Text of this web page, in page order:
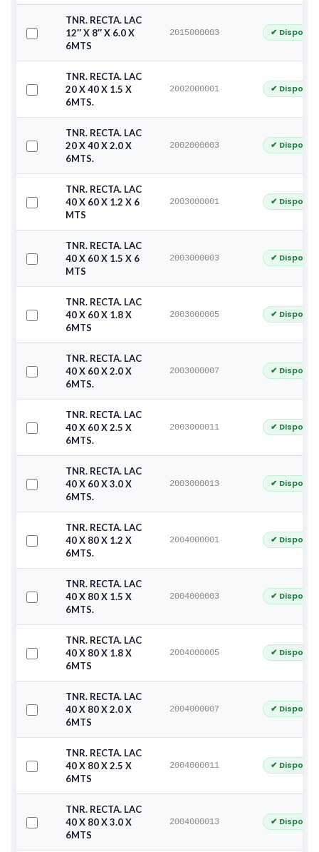
TNR. RECTA. LAC
12″ X 8″ X 6.0 X
6MTS
2015000003 ✔
TNR. RECTA. LAC
20 X 40 X 1.5 X
6MTS.
2002000001 ✔
TNR. RECTA. LAC
20 X 40 X 2.0 X
6MTS.
2002000003 ✔
TNR. RECTA. LAC
40 X 60 X 1.2 X 6
MTS
2003000001 ✔
TNR. RECTA. LAC
40 X 60 X 1.5 X 6
MTS
2003000003 ✔
TNR. RECTA. LAC
40 X 60 X 1.8 X
6MTS
2003000005 ✔
TNR. RECTA. LAC
40 X 60 X 2.0 X
6MTS.
2003000007 ✔
TNR. RECTA. LAC
40 X 60 X 2.5 X
6MTS.
2003000011 ✔
TNR. RECTA. LAC
40 X 60 X 3.0 X
6MTS.
2003000013 ✔
TNR. RECTA. LAC
40 X 80 X 1.2 X
6MTS.
2004000001 ✔
TNR. RECTA. LAC
40 X 80 X 1.5 X
6MTS.
2004000003 ✔
TNR. RECTA. LAC
40 X 80 X 1.8 X
6MTS
2004000005 ✔
TNR. RECTA. LAC
40 X 80 X 2.0 X
6MTS
2004000007 ✔
TNR. RECTA. LAC
40 X 80 X 2.5 X
6MTS
2004000011 ✔
TNR. RECTA. LAC
40 X 80 X 3.0 X
6MTS
2004000013 ✔